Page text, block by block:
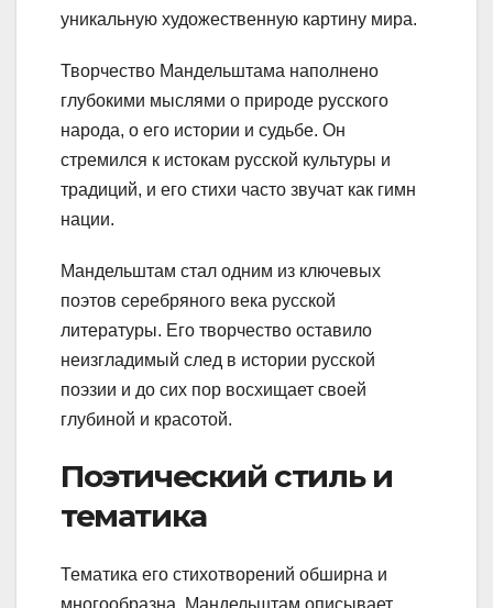
уникальную художественную картину мира.
Творчество Мандельштама наполнено
глубокими мыслями о природе русского
народа, о его истории и судьбе. Он
стремился к истокам русской культуры и
традиций, и его стихи часто звучат как гимн
нации.
Мандельштам стал одним из ключевых
поэтов серебряного века русской
литературы. Его творчество оставило
неизгладимый след в истории русской
поэзии и до сих пор восхищает своей
глубиной и красотой.
Поэтический стиль и
тематика
Тематика его стихотворений обширна и